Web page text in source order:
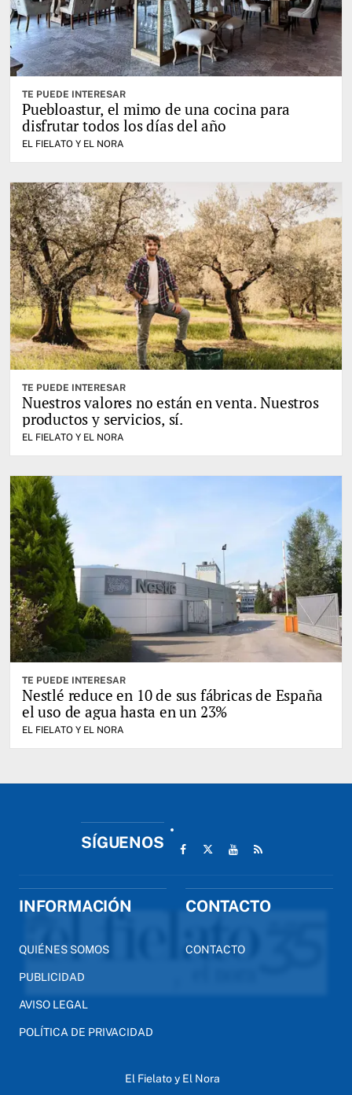
TE PUEDE INTERESAR
Puebloastur, el mimo de una cocina para
disfrutar todos los días del año
EL FIELATO Y EL NORA
TE PUEDE INTERESAR
Nuestros valores no están en venta. Nuestros
productos y servicios, sí.
EL FIELATO Y EL NORA
TE PUEDE INTERESAR
Nestlé reduce en 10 de sus fábricas de España
el uso de agua hasta en un 23%
EL FIELATO Y EL NORA
SÍGUENOS
INFORMACIÓN
QUIÉNES SOMOS
PUBLICIDAD
AVISO LEGAL
POLÍTICA DE PRIVACIDAD
CONTACTO
CONTACTO
El Fielato y El Nora